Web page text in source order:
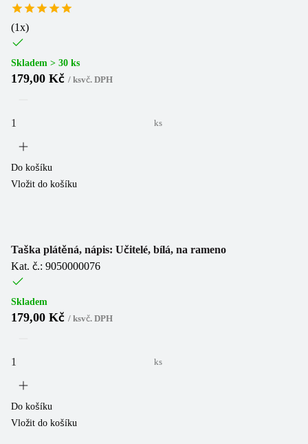
(1x)
Skladem > 30 ks
179,00 Kč / ksvč. DPH
ks
Do košíku
Vložit do košíku
Taška plátěná, nápis: Učitelé, bílá, na rameno
Kat. č.: 9050000076
Skladem
179,00 Kč / ksvč. DPH
ks
Do košíku
Vložit do košíku